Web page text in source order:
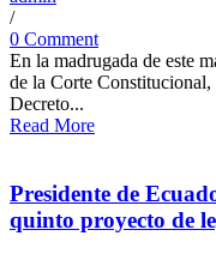
/
0 Comment
En la madrugada de este
de la Corte
Decreto...
Read More
Presidente de
quinto proyecto de